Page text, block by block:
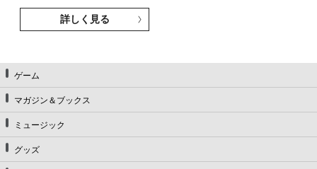
詳しく見る
ゲーム
マガジン＆ブックス
ミュージック
グッズ